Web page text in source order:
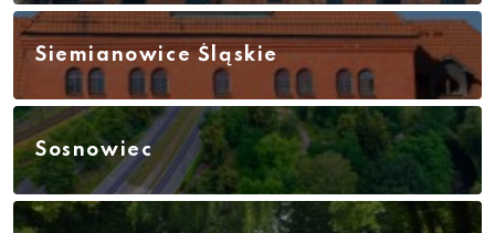
Siemianowice Śląskie
Sosnowiec